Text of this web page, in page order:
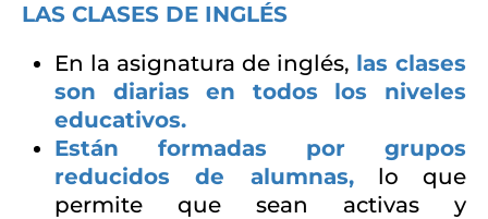
LAS CLASES DE INGLÉS
En la asignatura de inglés, las clases
son diarias en todos los niveles
educativos.
Están formadas por grupos
reducidos de alumnas,lo que
permite que sean activas y